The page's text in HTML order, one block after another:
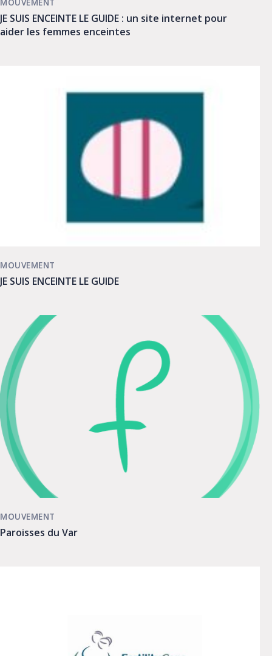
JE SUIS ENCEINTE LE GUIDE : un site internet pour
aider les femmes enceintes
JE SUIS ENCEINTE LE GUIDE
MOUVEMENT
Paroisses du Var
MOUVEMENT